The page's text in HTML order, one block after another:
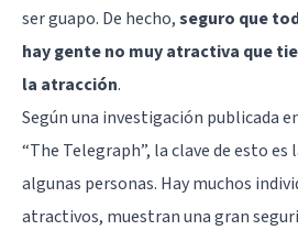
ser guapo. De hecho,seguro que
hay gente no muy atractiva que
la atracción.
Según una investigación publicada
“The Telegraph”, la clave de esto
algunas personas. Hay muchos
atractivos, muestran una gran